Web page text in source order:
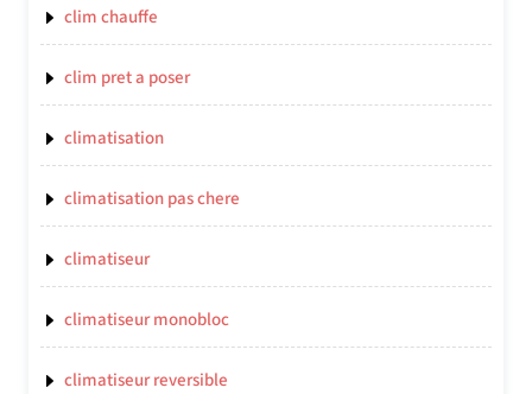
clim chauffe
clim pret a poser
climatisation
climatisation pas chere
climatiseur
climatiseur monobloc
climatiseur reversible